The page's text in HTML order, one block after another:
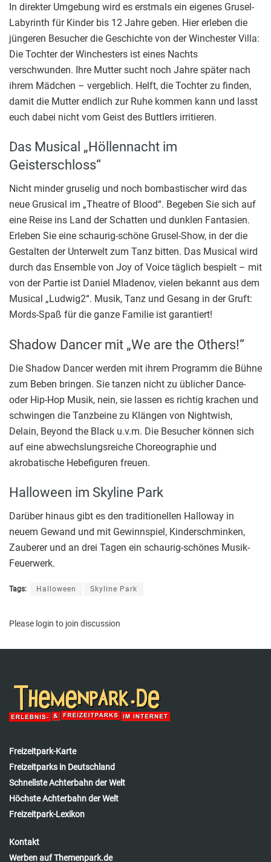
In direkter Umgebung wird es erstmals ein eigenes Grusel-
Labyrinth für Kinder bis 12 Jahre geben. Hier erleben die
jüngeren Besucher die Geschichte von der Winchester Villa:
Die Tochter der Winchesters ist eines Nachts
verschwunden. Ihre Mutter sucht noch Jahre später nach
ihrem Mädchen – vergeblich. Helft, die Tochter zu finden,
damit die Mutter endlich zur Ruhe kommen kann und lasst
euch dabei nicht vom Geist des Buttlers irritieren.
Das Musical „Höllennacht im
Geisterschloss“
Nicht minder gruselig und noch bombastischer wird das
neue Grusical im „Theatre of Blood“. Begeben Sie sich auf
eine Reise ins Land der Schatten und dunklen Fantasien.
Erleben Sie eine schaurig-schöne Grusel-Show, in der die
Gestalten der Unterwelt zum Tanz bitten. Das Musical wird
durch das Ensemble von Joy of Voice täglich bespielt – mit
von der Partie ist Daniel Mladenov, vielen bekannt aus dem
Musical „Ludwig2“. Musik, Tanz und Gesang in der Gruft:
Mords-Spaß für die ganze Familie ist garantiert!
Shadow Dancer mit „We are the Others!“
Die Shadow Dancer werden mit ihrem Programm die Bühne
zum Beben bringen. Sie tanzen nicht zu üblicher Dance-
oder Hip-Hop Musik, nein, sie lassen es richtig krachen und
schwingen die Tanzbeine zu Klängen von Nightwish,
Delain, Beyond the Black u.v.m. Die Besucher können sich
auf eine abwechslungsreiche Choreographie und
akrobatische Hebefiguren freuen.
Halloween im Skyline Park
Darüber hinaus gibt es den traditionellen Halloway in
neuem Gewand und mit Gewinnspiel, Kinderschminken,
Zauberer und an drei Tagen ein schaurig-schönes Musik-
Feuerwerk.
Tags: Halloween Skyline Park
Please login to join discussion
Freizeitpark-Karte
Freizeitparks in Deutschland
Schnellste Achterbahn der Welt
Höchste Achterbahn der Welt
Freizeitpark-Lexikon
Kontakt
Werben auf Themenpark.de